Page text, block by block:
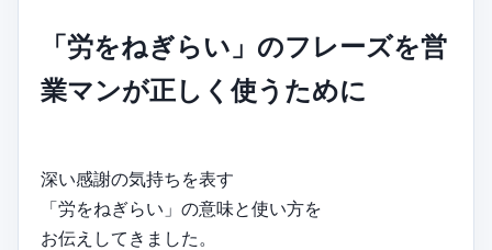
「労をねぎらい」のフレーズを営
業マンが正しく使うために
深い感謝の気持ちを表す
「労をねぎらい」の意味と使い方を
お伝えしてきました。